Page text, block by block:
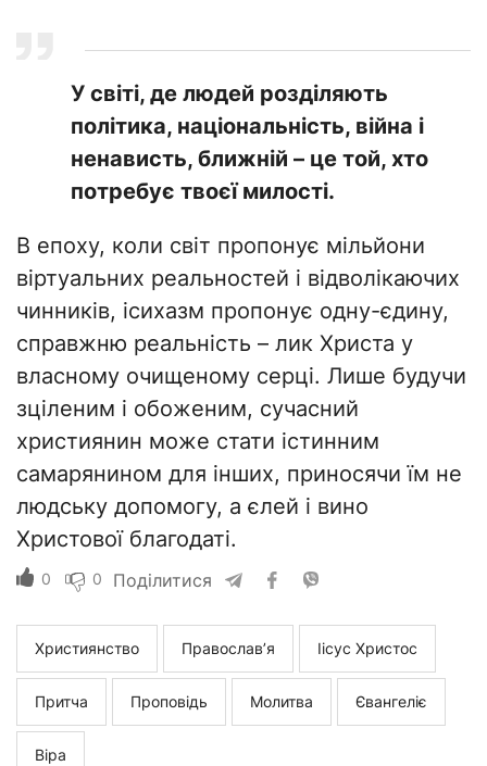
У світі, де людей розділяють
політика, національність, війна і
ненависть, ближній – це той, хто
потребує твоєї милості.
В епоху, коли світ пропонує мільйони
віртуальних реальностей і відволікаючих
чинників, ісихазм пропонує одну-єдину,
справжню реальність – лик Христа у
власному очищеному серці. Лише будучи
зціленим і обоженим, сучасний
християнин може стати істинним
самарянином для інших, приносячи їм не
людську допомогу, а єлей і вино
Христової благодаті.
0 0 Поділитися
Християнство Православ’я Іісус Христос
Притча Проповідь Молитва Євангеліє
Віра